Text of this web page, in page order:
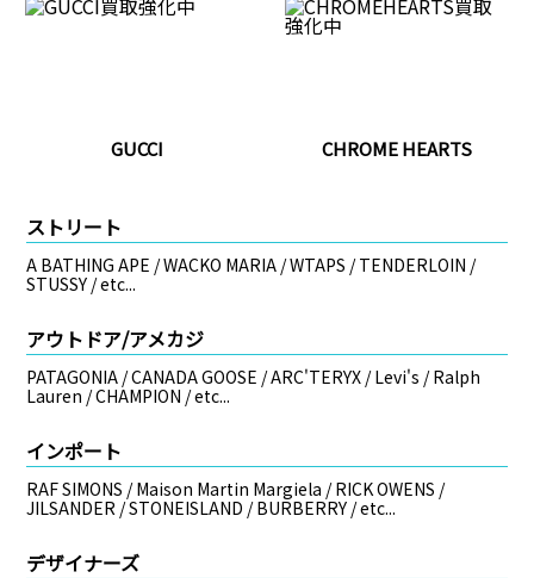
GUCCI CHROME HEARTS
ストリート
A BATHING APE / WACKO MARIA / WTAPS / TENDERLOIN /
STUSSY / etc...
アウトドア/アメカジ
PATAGONIA / CANADA GOOSE / ARC'TERYX / Levi's / Ralph
Lauren / CHAMPION / etc...
インポート
RAF SIMONS / Maison Martin Margiela / RICK OWENS /
JILSANDER / STONEISLAND / BURBERRY / etc...
デザイナーズ